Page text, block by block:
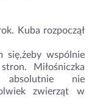
Kuba rozpoczął
się,żeby wspólnie
Miłośniczka
absolutnie nie
zwierząt w